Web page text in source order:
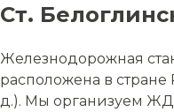
Ст.
Железнодорожная
расположена в стране
д.). Мы организуем ЖД